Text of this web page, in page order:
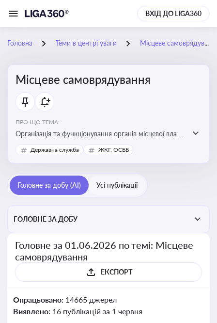
ВХІД ДО LIGA360
Головна Теми в центрі уваги Місцеве самоврядування
Місцеве самоврядування
ПРО ЩО ТЕМА:
Організація та функціонування органів місцевої влади,
які приймають рішення та здійснюють управлінські
функції на рівні місцевих громад (міст, сіл, селищ)
Державна служба ЖКГ, ОСББ
Головне за добу (AI) Усі публікації
ГОЛОВНЕ ЗА ДОБУ
Головне за 01.06.2026 по темі: Місцеве
самоврядування
ЕКСПОРТ
Опрацьовано: 14665 джерел
Виявлено: 16 публікацій за 1 червня